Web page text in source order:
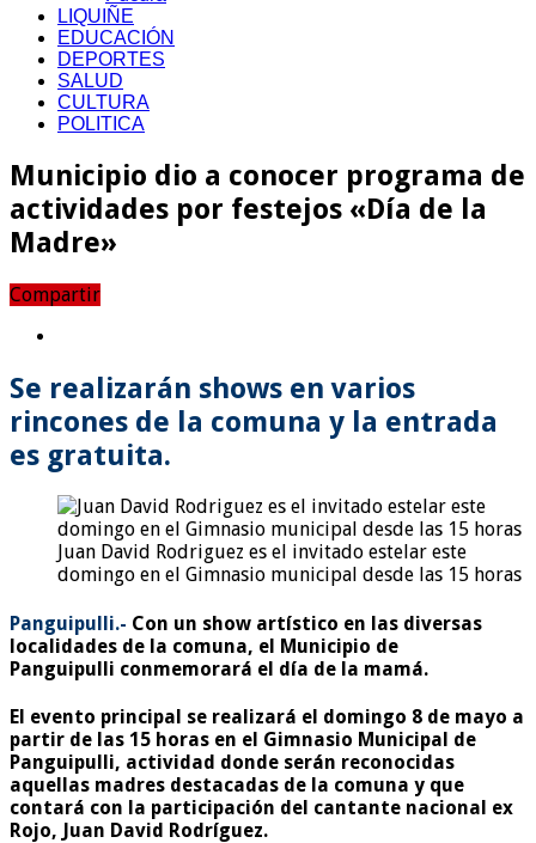
LIQUIÑE
EDUCACIÓN
DEPORTES
SALUD
CULTURA
POLITICA
Municipio dio a conocer programa de
actividades por festejos «Día de la
Madre»
Compartir
Se realizarán shows en varios
rincones de la comuna y la entrada
es gratuita.
Juan David Rodriguez es el invitado estelar este
domingo en el Gimnasio municipal desde las 15 horas
Panguipulli.- Con un show artístico en las diversas
localidades de la comuna, el Municipio de
Panguipulli conmemorará el día de la mamá.
El evento principal se realizará el domingo 8 de mayo a
partir de las 15 horas en el Gimnasio Municipal de
Panguipulli, actividad donde serán reconocidas
aquellas madres destacadas de la comuna y que
contará con la participación del cantante nacional ex
Rojo, Juan David Rodríguez.